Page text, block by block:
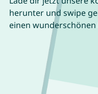
herunter und swipe
einen wunderschönen